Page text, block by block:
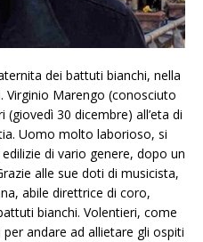
dei battuti bianchi, nella
Virginio Marengo (conosciuto
30 dicembre) all’eta di
Uomo molto laborioso, si
di vario genere, dopo un
alle sue doti di musicista,
abile direttrice di coro,
bianchi. Volentieri, come
andare ad allietare gli ospiti